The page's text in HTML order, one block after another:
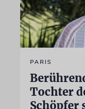
PARIS
Tochter
Schöpfer